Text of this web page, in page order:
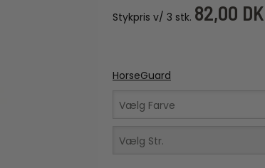
Stykpris v/ 3 stk. 82,00
HorseGuard
Vælg Farve
Vælg Str.